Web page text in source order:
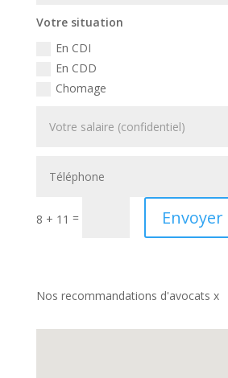
Votre situation
En CDI
En CDD
Chomage
8 + 11 = Envoyer
Nos recommandations d'avocats x